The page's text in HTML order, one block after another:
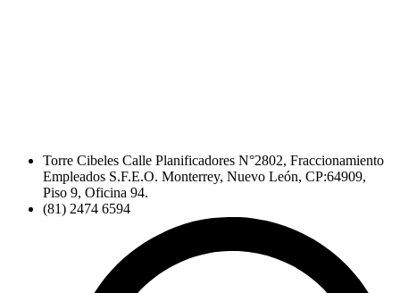
Torre Cibeles Calle Planificadores N°2802, Fraccionamiento
Empleados S.F.E.O. Monterrey, Nuevo León, CP:64909,
Piso 9, Oficina 94.
(81) 2474 6594